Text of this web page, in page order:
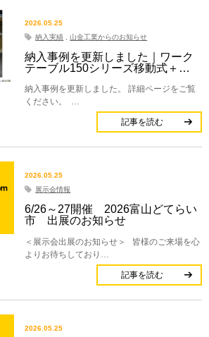
2026.05.25
納入実績 ,山金工業からのお知らせ
納入事例を更新しました｜ワーク
テーブル150シリーズ移動式＋…
納入事例を更新しました。 詳細ページをご覧
ください。 …
記事を読む
2026.05.25
展示会情報
6/26～27開催 2026富山どてらい
市 出展のお知らせ
＜展示会出展のお知らせ＞ 皆様のご来場を心
よりお待ちしており…
記事を読む
2026.05.25